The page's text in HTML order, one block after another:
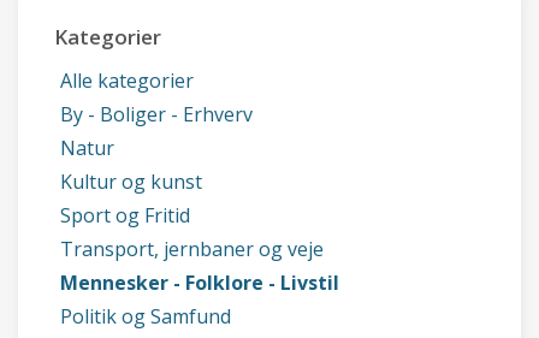
Kategorier
Alle kategorier
By - Boliger - Erhverv
Natur
Kultur og kunst
Sport og Fritid
Transport, jernbaner og veje
Mennesker - Folklore - Livstil
Politik og Samfund